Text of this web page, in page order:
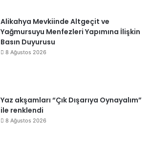
Alikahya Mevkiinde Altgeçit ve
Yağmursuyu Menfezleri Yapımına İlişkin
Basın Duyurusu
8 Ağustos 2026
Yaz akşamları “Çık Dışarıya Oynayalım”
ile renklendi
8 Ağustos 2026